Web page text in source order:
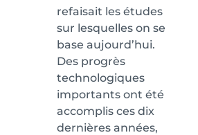
refaisait les études
sur lesquelles on se
base aujourd’hui.
Des progrès
technologiques
importants ont été
accomplis ces dix
dernières années,